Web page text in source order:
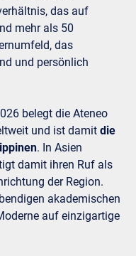
das auf
mehr als 50
das
und persönlich
belegt die Ateneo
und ist damit die
. In Asien
damit ihren Ruf als
der Region.
akademischen
auf einzigartige